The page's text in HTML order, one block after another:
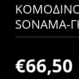
SONAMA-
€66,50